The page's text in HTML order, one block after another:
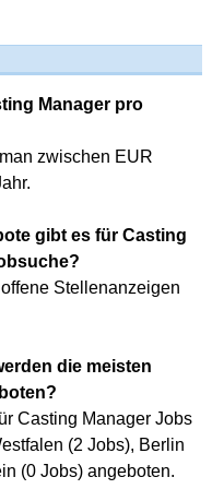
Manager pro
zwischen EUR
gibt es für Casting
Stellenanzeigen
die meisten
Casting Manager Jobs
(2 Jobs), Berlin
(0 Jobs) angeboten.